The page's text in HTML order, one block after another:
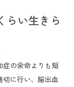
らい生きら
症の余命よりも短
に行い、脳出血